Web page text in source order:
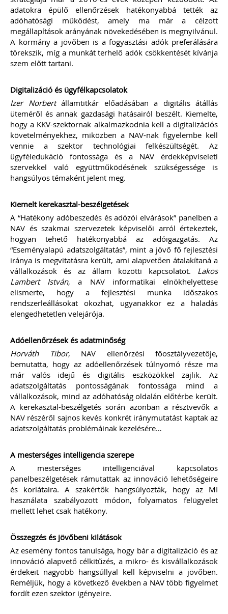
Tagoknak: Ingyenesen
letölthető
MEGRENDELEM
Szakmai sarok
2026-08-04
Külföldi gazdálkodó
magyarországi
vásárokon történő
részvételének
adózási kérdései
A vásárokon és a piacokon
folytatott kereskedelmi
tevékenységek egyik kiemelt
időszaka a nyári szezon, amikor
szabadtéren is megrendezésre
kerülhetnek a különféle – gyakran
tematikus – vásárok. Írásunk
gazdálkodó szeretné áruját belföldön
értékesíteni. Megvizsgáljuk, hogy
ehhez az érintett személynek milyen
feltételeknek kell eleget tennie, illetve
[…]
Továbbolvasom »
Még több szakmai cikk »
adatokra épülő ellenőrzések hatékonyabbá tették az
adóhatósági működést, amely ma már a célzott
megállapítások arányának növekedésében is megnyilvánul.
A kormány a jövőben is a fogyasztási adók preferálására
törekszik, míg a munkát terhelő adók csökkentését kívánja
szem előtt tartani.
Digitalizáció és ügyfélkapcsolatok
Izer Norbertállamtitkár előadásában a digitális átállás
üteméről és annak gazdasági hatásairól beszélt. Kiemelte,
hogy a KKV-szektornak alkalmazkodnia kell a digitalizációs
követelményekhez, miközben a NAV-nak figyelembe kell
vennie a szektor technológiai felkészültségét. Az
ügyféledukáció fontossága és a NAV érdekképviseleti
szervekkel való együttműködésének szükségessége is
hangsúlyos témaként jelent meg.
Kiemelt kerekasztal-beszélgetések
A “Hatékony adóbeszedés és adózói elvárások” panelben a
NAV és szakmai szervezetek képviselői arról értekeztek,
hogyan tehető hatékonyabbá az adóigazgatás. Az
“Eseményalapú adatszolgáltatás”, mint a jövő fő fejlesztési
iránya is megvitatásra került, ami alapvetően átalakítaná a
vállalkozások és az állam közötti kapcsolatot. Lakos
Lambert István, a NAV informatikai elnökhelyettese
elismerte, hogy a fejlesztési munka időszakos
rendszerleállásokat okozhat, ugyanakkor ez a haladás
elengedhetetlen velejárója.
Adóellenőrzések és adatminőség
Horváth Tibor, NAV ellenőrzési főosztályvezetője,
bemutatta, hogy az adóellenőrzések túlnyomó része ma
már valós idejű és digitális eszközökkel zajlik. Az
adatszolgáltatás pontosságának fontossága mind a
vállalkozások, mind az adóhatóság oldalán előtérbe került.
A kerekasztal-beszélgetés során azonban a résztvevők a
NAV részéről sajnos kevés konkrét iránymutatást kaptak az
adatszolgáltatás problémáinak kezelésére…
A mesterséges intelligencia szerepe
A mesterséges intelligenciával kapcsolatos
panelbeszélgetések rámutattak az innováció lehetőségeire
és korlátaira. A szakértők hangsúlyozták, hogy az MI
használata szabályozott módon, folyamatos felügyelet
mellett lehet csak hatékony.
Összegzés és jövőbeni kilátások
Az esemény fontos tanulsága, hogy bár a digitalizáció és az
innováció alapvető célkitűzés, a mikro- és kisvállalkozások
érdekeit nagyobb hangsúllyal kell képviselni a jövőben.
Reméljük, hogy a következő években a NAV több figyelmet
fordít ezen szektor igényeire.